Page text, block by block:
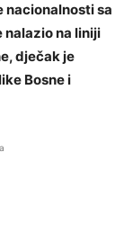
nacionalnosti sa
nalazio na liniji
dječak je
Bosne i